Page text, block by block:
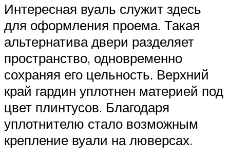
Интересная вуаль служит здесь
для оформления проема. Такая
альтернатива двери разделяет
пространство, одновременно
сохраняя его цельность. Верхний
край гардин уплотнен материей под
цвет плинтусов. Благодаря
уплотнителю стало возможным
крепление вуали на люверсах.